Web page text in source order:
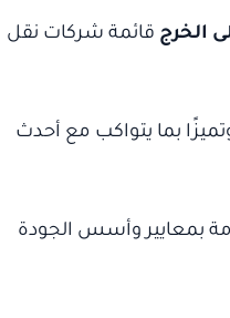
الخرج قائمة شركات نقل
بما يتواكب مع أحدث
بمعايير وأسس الجودة